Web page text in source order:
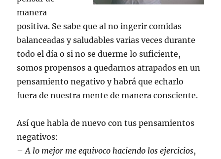
manera
positiva. Se sabe que al no ingerir comidas
balanceadas y saludables varias veces durante
todo el día o si no se duerme lo suficiente,
somos propensos a quedarnos atrapados en un
pensamiento negativo y habrá que echarlo
fuera de nuestra mente de manera consciente.
Así que habla de nuevo con tus pensamientos
negativos:
–A lo mejor me equivoco haciendo los ejercicios,